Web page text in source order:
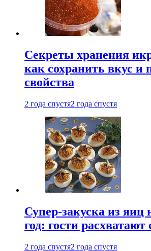
Секреты хранения
как сохранить вкус и
свойства
2 года спустя2 года спустя
Супер-закуска из
год: гости расхватают
2 года спустя2 года спустя